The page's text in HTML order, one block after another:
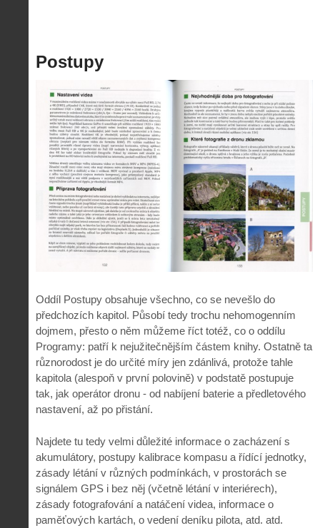
Postupy
Oddíl Postupy obsahuje všechno, co se nevešlo do
předchozích kapitol. Působí tedy trochu nehomogenním
dojmem, přesto o něm můžeme říct totéž, co o oddílu
Programy: patří k nejužitečnějším částem knihy. Ostatně ta
různorodost je do určité míry jen zdánlivá, protože tahle
kapitola (alespoň v první polovině) v podstatě postupuje
tak, jak operátor dronu - od nabíjení baterie a předletového
nastavení, až po přistání.
Najdete tu tedy velmi důležité informace o zacházení s
akumulátory, postupy kalibrace kompasu a řídící jednotky,
zásady létání v různých podmínkách, v prostorách se
signálem GPS i bez něj (včetně létání v interiérech),
zásady fotografování a natáčení videa, informace o
paměťových kartách, o vedení deníku pilota, atd. atd.